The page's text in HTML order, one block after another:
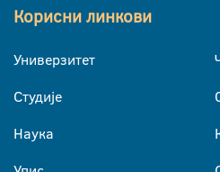
Корисни линкови
Универзитет
Студије
Наука